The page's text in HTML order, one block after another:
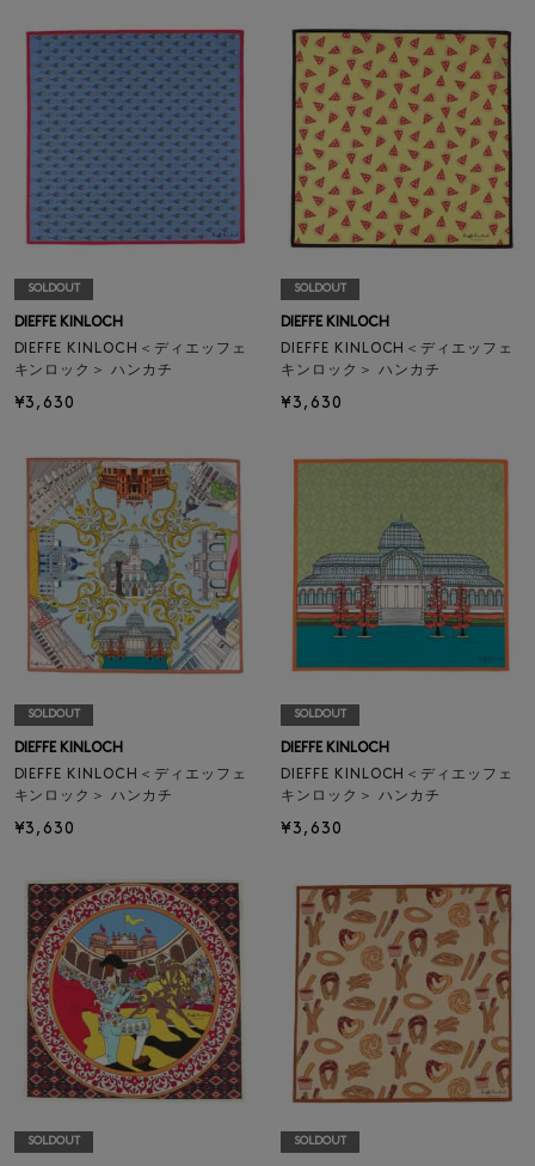
SOLDOUT
DIEFFE KINLOCH
DIEFFE KINLOCH＜ディエッフェ
キンロック＞ ハンカチ
¥3,630
SOLDOUT
DIEFFE KINLOCH
DIEFFE KINLOCH＜ディエッフェ
キンロック＞ ハンカチ
¥3,630
SOLDOUT
DIEFFE KINLOCH
DIEFFE KINLOCH＜ディエッフェ
キンロック＞ ハンカチ
¥3,630
SOLDOUT
DIEFFE KINLOCH
DIEFFE KINLOCH＜ディエッフェ
キンロック＞ ハンカチ
¥3,630
SOLDOUT SOLDOUT